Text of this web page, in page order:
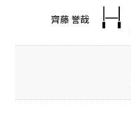
齊藤 誉哉